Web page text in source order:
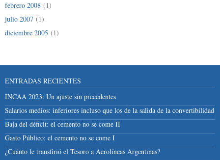
febrero 2008 (1)
julio 2007 (1)
diciembre 2005 (1)
ENTRADAS RECIENTES
INCAA 2023: Un ajuste sin precedentes
Salarios medios: inferiores incluso que los de la salida de la convertibilidad
Baja del déficit: el cemento no se come II
Gasto Público: el cemento no se come I
¿Cuánto le transfirió el Tesoro a Aerolíneas Argentinas?